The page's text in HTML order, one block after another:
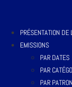
PRÉSENTATION DE
EMISSIONS
PAR DATES
PAR
PAR